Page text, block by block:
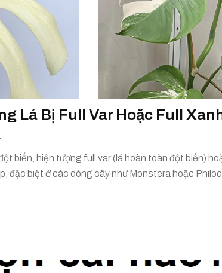
Lá Bị Full Var Hoặc Full
biến, hiện tượng full var (lá hoàn toàn đột biến)
đặc biệt ở các dòng cây như Monstera hoặc